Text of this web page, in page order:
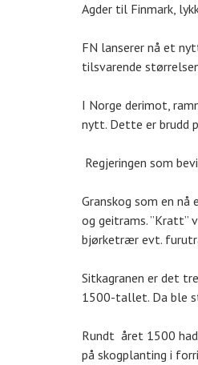
Agder til Finmark,
FN lanserer nå et
tilsvarende
I Norge derimot,
nytt. Dette er brudd
Regjeringen som
Granskog som en
og geitrams. ”Kratt”
bjørketrær evt.
Sitkagranen er det
1500-tallet. Da ble
Rundt året 1500
på skogplanting i